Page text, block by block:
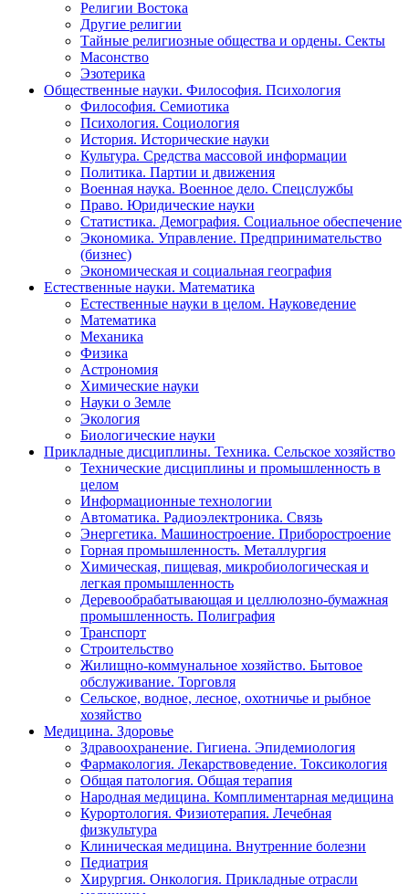
Религии Востока
Другие религии
Тайные религиозные общества и ордены. Секты
Масонство
Эзотерика
Общественные науки. Философия. Психология
Философия. Семиотика
Психология. Социология
История. Исторические науки
Культура. Средства массовой информации
Политика. Партии и движения
Военная наука. Военное дело. Спецслужбы
Право. Юридические науки
Статистика. Демография. Социальное обеспечение
Экономика. Управление. Предпринимательство
(бизнес)
Экономическая и социальная география
Естественные науки. Математика
Естественные науки в целом. Науковедение
Математика
Механика
Физика
Астрономия
Химические науки
Науки о Земле
Экология
Биологические науки
Прикладные дисциплины. Техника. Сельское хозяйство
Технические дисциплины и промышленность в
целом
Информационные технологии
Автоматика. Радиоэлектроника. Связь
Энергетика. Машиностроение. Приборостроение
Горная промышленность. Металлургия
Химическая, пищевая, микробиологическая и
легкая промышленность
Деревообрабатывающая и целлюлозно-бумажная
промышленность. Полиграфия
Транспорт
Строительство
Жилищно-коммунальное хозяйство. Бытовое
обслуживание. Торговля
Сельское, водное, лесное, охотничье и рыбное
хозяйство
Медицина. Здоровье
Здравоохранение. Гигиена. Эпидемиология
Фармакология. Лекарствоведение. Токсикология
Общая патология. Общая терапия
Народная медицина. Комплиментарная медицина
Курортология. Физиотерапия. Лечебная
физкультура
Клиническая медицина. Внутренние болезни
Педиатрия
Хирургия. Онкология. Прикладные отрасли